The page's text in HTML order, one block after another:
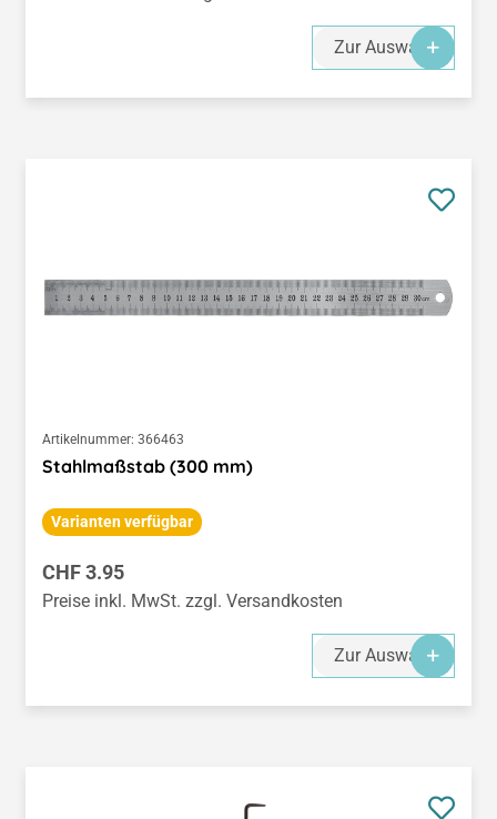
Zur Auswahl
Artikelnummer: 366463
Stahlmaßstab (300 mm)
Varianten verfügbar
Regulärer Preis:
CHF 3.95
Preise inkl. MwSt. zzgl. Versandkosten
Zur Auswahl